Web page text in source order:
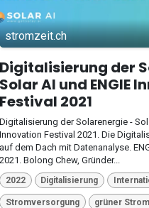
stromzeit.ch
Digitalisierung der
Solar AI und ENGIE
Festival 2021
Digitalisierung der Solarenergie -
Innovation Festival 2021. Die
auf dem Dach mit Datenanalyse.
2021. Bolong Chew, Gründer...
2022 Digitalisierung
Stromversorgung
grüner Strom